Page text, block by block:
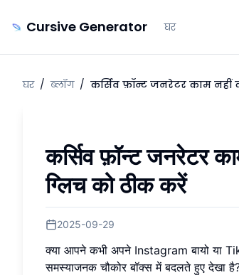
Cursive Generator घर
घर / ब्लॉग / कर्सिव फ़ॉन्ट जनरेटर काम नहीं
कर्सिव फ़ॉन्ट जनरेटर
ग्लिच को ठीक करें
2025-09-29
क्या आपने कभी अपने Instagram बायो या
समस्याजनक चौकोर बॉक्स में बदलते हुए देखा